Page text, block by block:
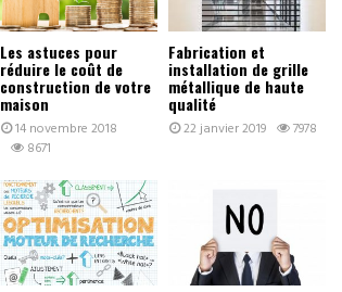
Les astuces pour
réduire le coût de
construction de votre
maison
14 novembre 2018
8671
Fabrication et
installation de grille
métallique de haute
qualité
22 janvier 2019 7978